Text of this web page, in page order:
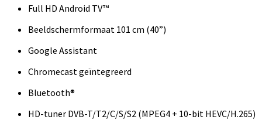
Full HD Android TV™
Beeldschermformaat 101 cm (40”)
Google Assistant
Chromecast geïntegreerd
Bluetooth®
HD-tuner DVB-T/T2/C/S/S2 (MPEG4 + 10-bit HEVC/H.265)